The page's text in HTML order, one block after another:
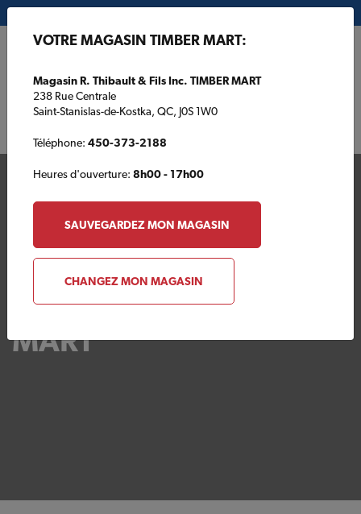
Votre magasin TIMBER
MART
VOTRE MAGASIN TIMBER MART:
Magasin R. Thibault & Fils Inc. TIMBER MART
238 Rue Centrale
Saint-Stanislas-de-Kostka, QC, J0S 1W0
Téléphone: 450-373-2188
Heures d'ouverture: 8h00 - 17h00
SAUVEGARDEZ MON MAGASIN
CHANGEZ MON MAGASIN